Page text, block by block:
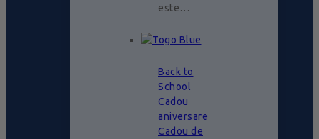
este…
Back to
School
Cadou
aniversare
Cadou de